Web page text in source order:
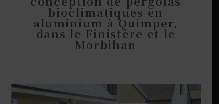
bioclimatiques en
aluminium à Quimper,
dans le Finistère et le
Morbihan